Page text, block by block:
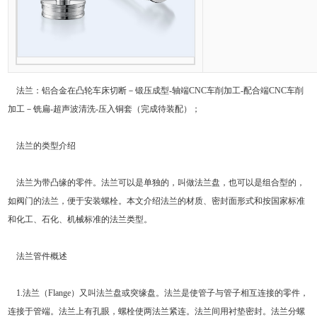
法兰：铝合金在凸轮车床切断－锻压成型-轴端CNC车削加工-配合端CNC车削
加工－铣扁-超声波清洗-压入铜套（完成待装配）；
法兰的类型介绍
法兰为带凸缘的零件。法兰可以是单独的，叫做法兰盘，也可以是组合型的，
如阀门的法兰，便于安装螺栓。本文介绍法兰的材质、密封面形式和按国家标准
和化工、石化、机械标准的法兰类型。
法兰管件概述
1.法兰（Flange）又叫法兰盘或突缘盘。法兰是使管子与管子相互连接的零件，
连接于管端。法兰上有孔眼，螺栓使两法兰紧连。法兰间用衬垫密封。法兰分螺